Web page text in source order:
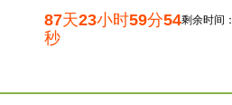
剩余时间：
87天23小时59分54
秒